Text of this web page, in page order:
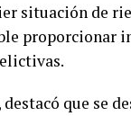
situación de
proporcionar
que se